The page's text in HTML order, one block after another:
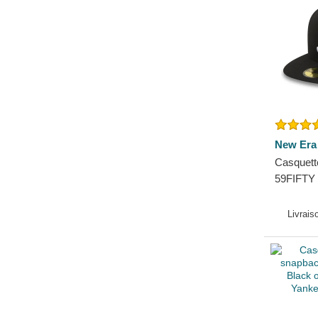
New Era
59FIFTY
Braves